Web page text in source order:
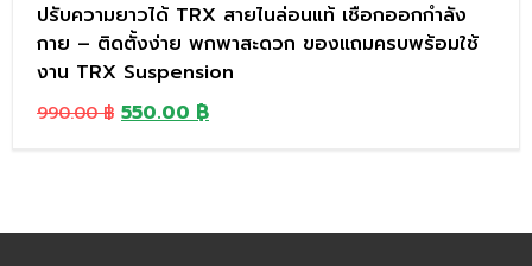
ปรับความยาวได้ TRX สายไนล่อนแท้ เชือกออกกำลัง
กาย – ติดตั้งง่าย พกพาสะดวก ของแถมครบพร้อมใช้
งาน TRX Suspension
990.00฿ 550.00฿